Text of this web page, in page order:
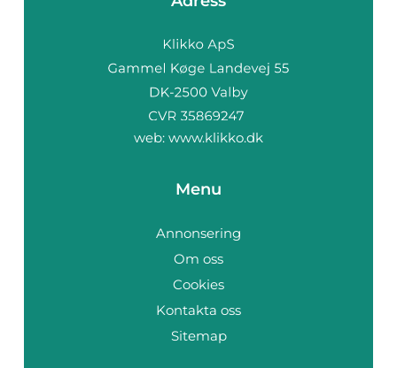
web: www.klikko.dk
Menu
Annonsering
Om oss
Cookies
Kontakta oss
Sitemap